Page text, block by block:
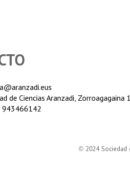
@aranzadi.eus
de Ciencias Aranzadi,
© 2024 Sociedad